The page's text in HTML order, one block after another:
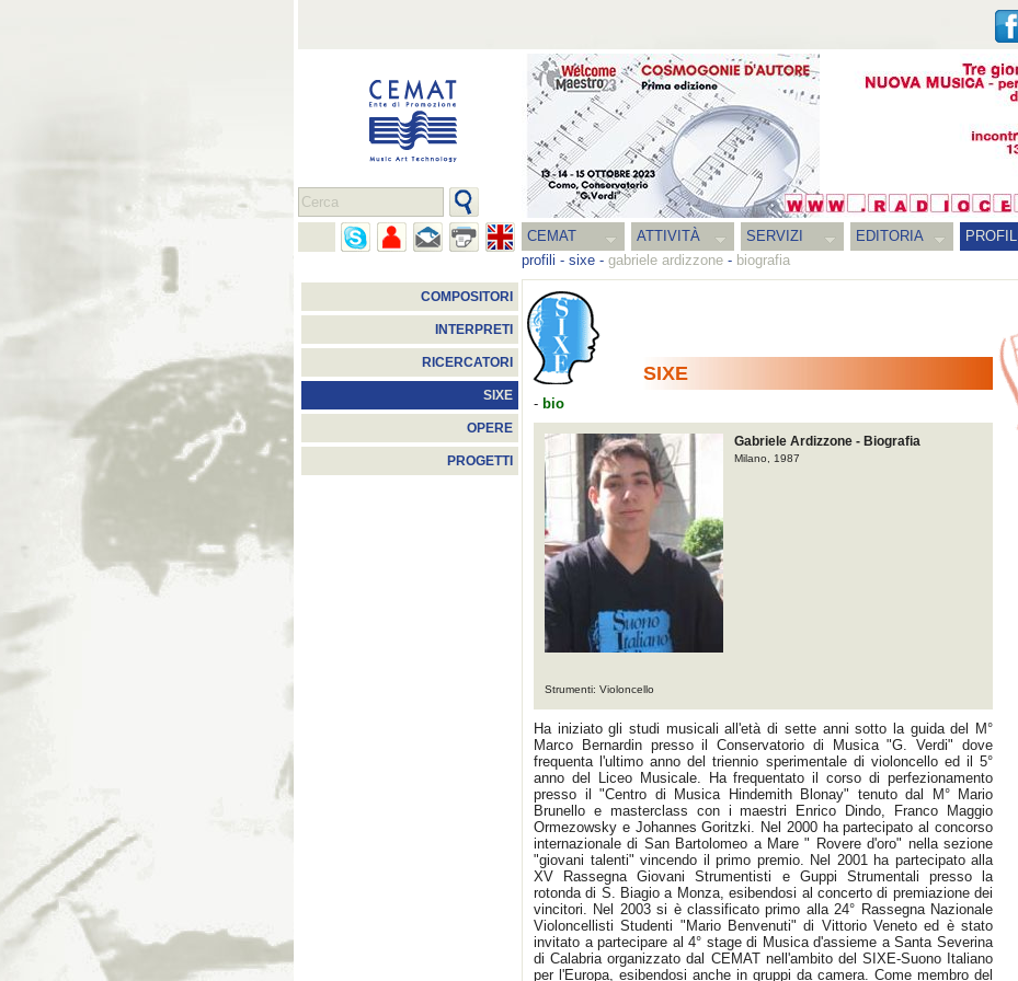
CEMAT ATTIVITÀ SERVIZI EDITORIA PROFILI
profili - sixe - gabriele ardizzone - biografia
COMPOSITORI
INTERPRETI
RICERCATORI
SIXE
OPERE
PROGETTI
SIXE
- bio
Gabriele Ardizzone - Biografia
Milano, 1987
Strumenti: Violoncello
Ha iniziato gli studi musicali all'età di sette anni sotto la guida del M°
Marco Bernardin presso il Conservatorio di Musica "G. Verdi" dove
frequenta l'ultimo anno del triennio sperimentale di violoncello ed il 5°
anno del Liceo Musicale. Ha frequentato il corso di perfezionamento
presso il "Centro di Musica Hindemith Blonay" tenuto dal M° Mario
Brunello e masterclass con i maestri Enrico Dindo, Franco Maggio
Ormezowsky e Johannes Goritzki. Nel 2000 ha partecipato al concorso
internazionale di San Bartolomeo a Mare " Rovere d'oro" nella sezione
"giovani talenti" vincendo il primo premio. Nel 2001 ha partecipato alla
XV Rassegna Giovani Strumentisti e Guppi Strumentali presso la
rotonda di S. Biagio a Monza, esibendosi al concerto di premiazione dei
vincitori. Nel 2003 si è classificato primo alla 24° Rassegna Nazionale
Violoncellisti Studenti "Mario Benvenuti" di Vittorio Veneto ed è stato
invitato a partecipare al 4° stage di Musica d'assieme a Santa Severina
di Calabria organizzato dal CEMAT nell'ambito del SIXE-Suono Italiano
per l'Europa, esibendosi anche in gruppi da camera. Come membro del